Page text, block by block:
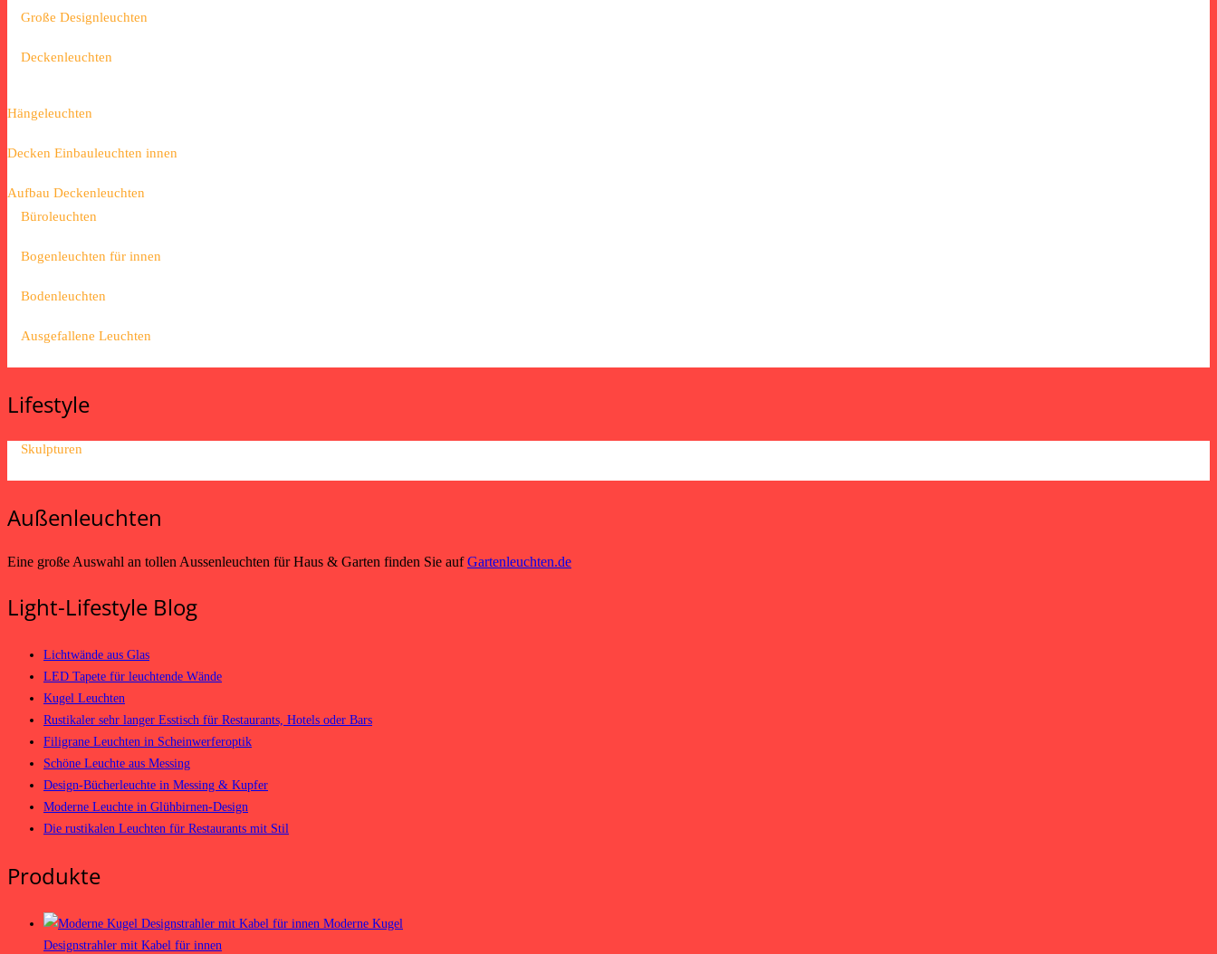
Große Designleuchten
Deckenleuchten
Hängeleuchten
Decken Einbauleuchten innen
Aufbau Deckenleuchten
Büroleuchten
Bogenleuchten für innen
Bodenleuchten
Ausgefallene Leuchten
Lifestyle
Skulpturen
Außenleuchten
Eine große Auswahl an tollen Aussenleuchten für Haus & Garten finden Sie aufGartenleuchten.de
Light-Lifestyle Blog
Lichtwände aus Glas
LED Tapete für leuchtende Wände
Kugel Leuchten
Rustikaler sehr langer Esstisch für Restaurants, Hotels oder Bars
Filigrane Leuchten in Scheinwerferoptik
Schöne Leuchte aus Messing
Design-Bücherleuchte in Messing & Kupfer
Moderne Leuchte in Glühbirnen-Design
Die rustikalen Leuchten für Restaurants mit Stil
Produkte
Moderne Kugel
Designstrahler mit Kabel für innen